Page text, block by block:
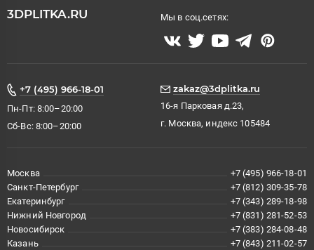
3DPLITKA.RU Мы в соц.сетях:
+7 (495) 966-18-01
Пн-Пт: 8:00–20:00
Сб-Вс: 8:00–20:00
zakaz@3dplitka.ru
16-я Парковая д.23,
г. Москва, индекс 105484
Москва
+7 (495) 966-18-01
Санкт-Петербург
+7 (812) 309-35-78
Екатеринбург
+7 (343) 289-18-98
Нижний Новгород
+7 (831) 281-52-53
Новосибирск
+7 (383) 284-08-48
Казань
+7 (843) 211-02-57